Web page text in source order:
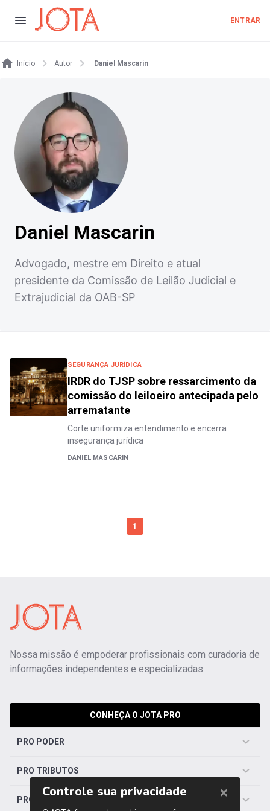
ENTRAR
Início Autor Daniel Mascarin
Daniel Mascarin
Advogado, mestre em Direito e atual
presidente da Comissão de Leilão Judicial e
Extrajudicial da OAB-SP
SEGURANÇA JURÍDICA
IRDR do TJSP sobre ressarcimento da
comissão do leiloeiro antecipada pelo
arrematante
Corte uniformiza entendimento e encerra
insegurança jurídica
DANIEL MASCARIN
1
Nossa missão é empoderar profissionais com curadoria de
informações independentes e especializadas.
CONHEÇA O JOTA PRO
PRO PODER
PRO TRIBUTOS
PRO TRABALHISTA